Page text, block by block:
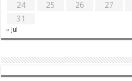
24
25 26 27
31
« Jul